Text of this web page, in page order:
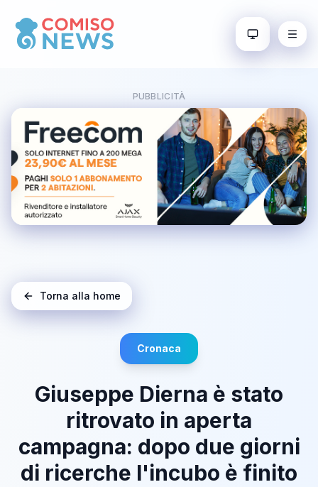
PUBBLICITÀ
Torna alla home
Cronaca
Giuseppe Dierna è stato
ritrovato in aperta
campagna: dopo due giorni
di ricerche l'incubo è finito